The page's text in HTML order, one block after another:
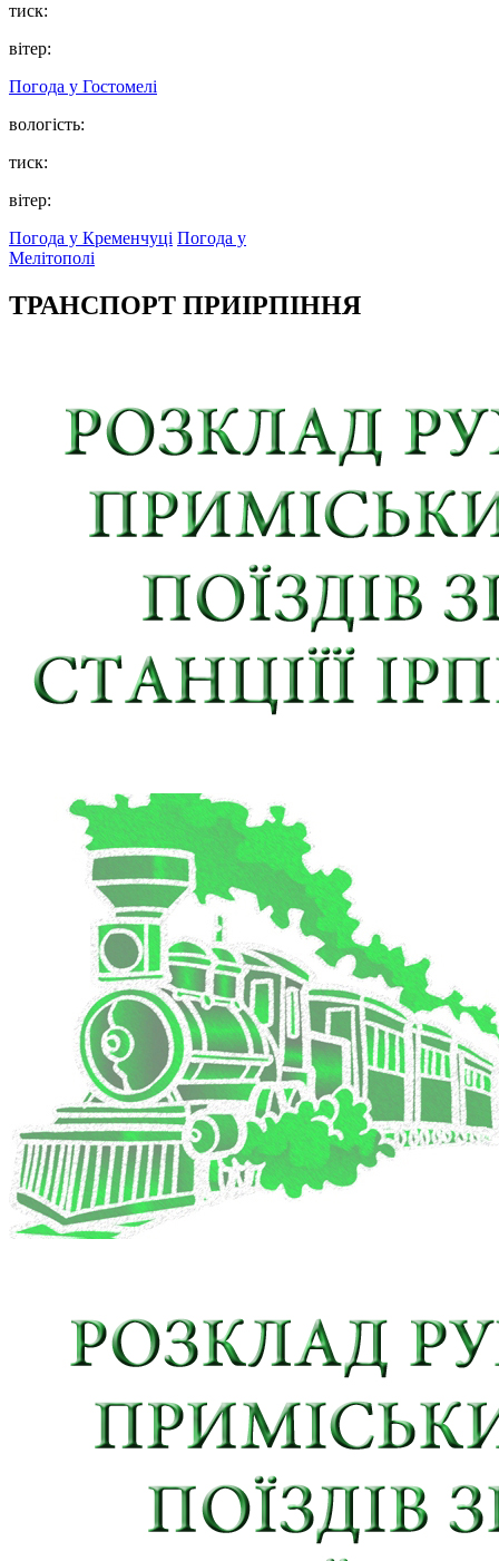
тиск:
вітер:
Погода у Гостомелі
вологість:
тиск:
вітер:
Погода у Кременчуці Погода у
Мелітополі
ТРАНСПОРТ ПРИІРПІННЯ